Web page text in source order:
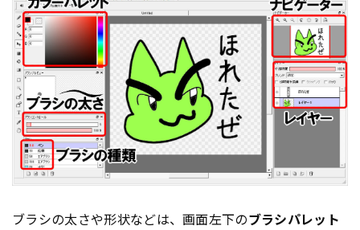
ブラシの太さや形状などは、画面左下のブラシパレット